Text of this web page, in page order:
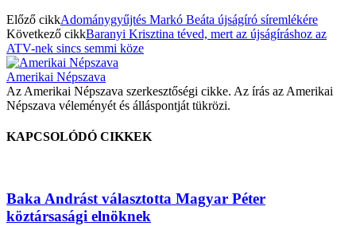
Előző cikkAdománygyűjtés Markó Beáta újságíró síremlékére
Következő cikkBaranyi Krisztina téved, mert az újságíráshoz az
ATV-nek sincs semmi köze
Amerikai Népszava
Az Amerikai Népszava szerkesztőségi cikke. Az írás az Amerikai
Népszava véleményét és álláspontját tükrözi.
KAPCSOLÓDÓ CIKKEK
Baka Andrást választotta Magyar Péter
köztársasági elnöknek